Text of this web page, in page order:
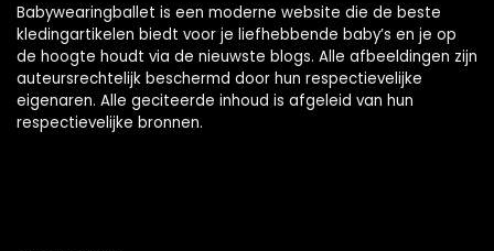
Babywearingballet is een moderne website die de beste
kledingartikelen biedt voor je liefhebbende baby’s en je op
de hoogte houdt via de nieuwste blogs. Alle afbeeldingen zijn
auteursrechtelijk beschermd door hun respectievelijke
eigenaren. Alle geciteerde inhoud is afgeleid van hun
respectievelijke bronnen.